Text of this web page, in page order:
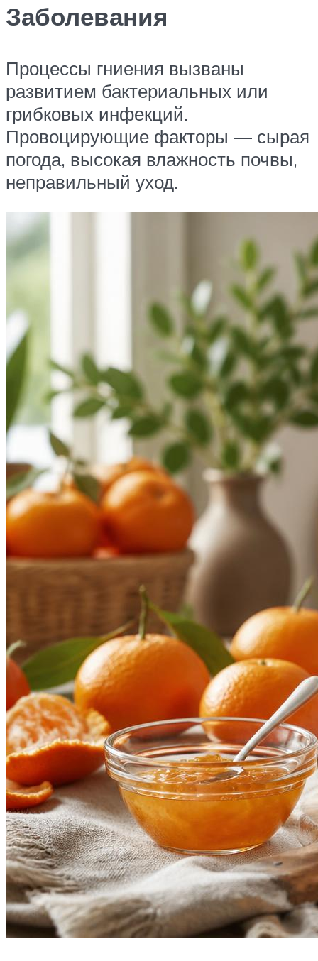
Заболевания
Процессы гниения вызваны
развитием бактериальных или
грибковых инфекций.
Провоцирующие факторы — сырая
погода, высокая влажность почвы,
неправильный уход.